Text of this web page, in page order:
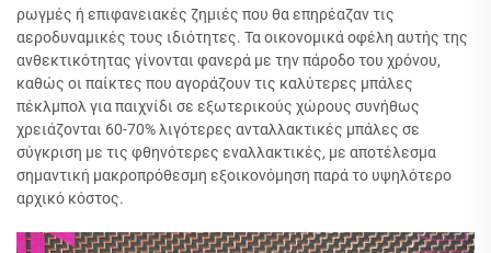
ρωγμές ή επιφανειακές ζημιές που θα επηρέαζαν τις
αεροδυναμικές τους ιδιότητες. Τα οικονομικά οφέλη αυτής της
ανθεκτικότητας γίνονται φανερά με την πάροδο του χρόνου,
καθώς οι παίκτες που αγοράζουν τις καλύτερες μπάλες
πέκλμπολ για παιχνίδι σε εξωτερικούς χώρους συνήθως
χρειάζονται 60-70% λιγότερες ανταλλακτικές μπάλες σε
σύγκριση με τις φθηνότερες εναλλακτικές, με αποτέλεσμα
σημαντική μακροπρόθεσμη εξοικονόμηση παρά το υψηλότερο
αρχικό κόστος.